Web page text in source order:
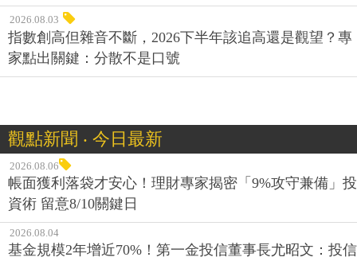
2026.08.03
指數創高但雜音不斷，2026下半年該追高還是觀望？專
家點出關鍵：分散不是口號
觀點新聞 ‧ 今日最新
2026.08.06
帳面獲利落袋才安心！理財專家揭密「9%攻守兼備」投
資術 留意8/10關鍵日
2026.08.04
基金規模2年增近70%！第一金投信董事長尤昭文：投信